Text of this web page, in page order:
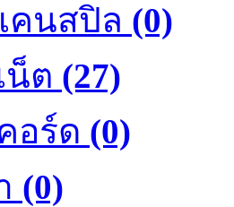
คนสปิล (0)
น็ต (27)
อร์ด (0)
(0)